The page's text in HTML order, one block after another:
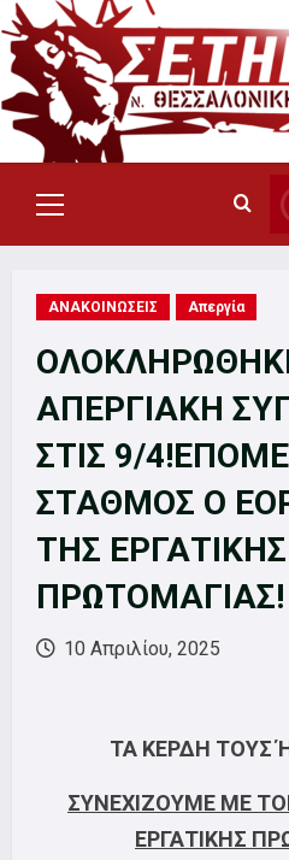
Skip
to
content
Primary
Menu
ΑΝΑΚΟΙΝΩΣΕΙΣ Απεργία
ΑΠΕΡΓΙΑΚΗ
ΣΤΙΣ 9/
ΣΤΑΘΜΟΣ Ο
ΤΗΣ ΕΡΓΑΤΙΚΗΣ
ΠΡΩΤΟΜΑΓΙΑΣ!
10 Απριλίου, 2025
ΤΑ ΚΕΡΔΗ ΤΟΥΣ
ΣΥΝΕΧΙΖΟΥΜΕ ΜΕ
ΕΡΓΑΤΙΚΗΣ